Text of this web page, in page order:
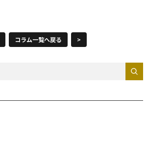
コラム一覧へ戻る >